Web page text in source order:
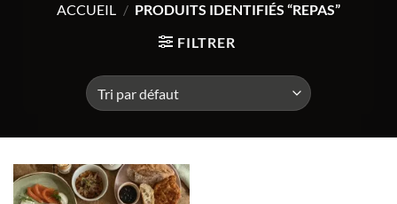
ACCUEIL / PRODUITS IDENTIFIÉS “REPAS”
FILTRER